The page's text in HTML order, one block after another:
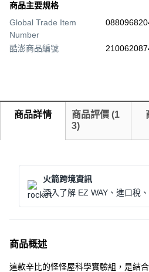
商品主要規格
Global Trade Item
Number
酷澎商品編號
商品詳情 商品評價 (1
3)
火箭跨境資訊
深入了解 EZ WAY、進口稅
商品概述
這款辛比的怪怪屋科學實驗組，是結